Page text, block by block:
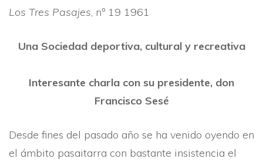
Los Tres Pasajes, nº 19 1961
Una Sociedad deportiva, cultural y recreativa
Interesante charla con su presidente, don
Francisco Sesé
Desde fines del pasado año se ha venido oyendo en
el ámbito pasaitarra con bastante insistencia el